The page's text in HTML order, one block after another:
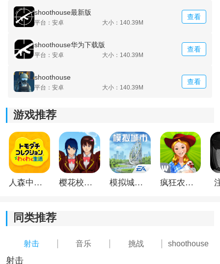
3)将所有的目标全部射杀，就能让玩家得到金币奖励。
4)有逼真的音效展示，玩耍过程中还有多种的音乐陪伴。
《shoothouse手游》游戏测评：
随时关注游戏的进度条，看到当前完成的比例，也在游
戏中了解周边的环境，从而避免触碰到危险，操作业娴
shoothouse最新版
平台：安卓 大小：140.39M
查看
shoothouse华为下载版
平台：安卓 大小：140.39M
查看
shoothouse
平台：安卓 大小：140.39M
查看
游戏推荐
人森中文版 樱花校园模拟器1.048.00中文版 模拟城市我是巿长联机版 疯狂农场3美国派19
同类推荐
射击 音乐 挑战 shoothouse
射击